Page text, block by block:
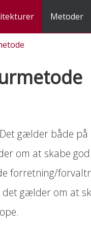
Metoder
gælder både på
om at skabe
forretning/
gælder om at